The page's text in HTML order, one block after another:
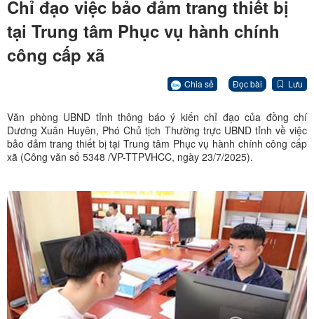
Chỉ đạo việc bảo đảm trang thiết bị
tại Trung tâm Phục vụ hành chính
công cấp xã
Chia sẻ Đọc bài Lưu
Văn phòng UBND tỉnh thông báo ý kiến chỉ đạo của đồng chí
Dương Xuân Huyên, Phó Chủ tịch Thường trực UBND tỉnh về việc
bảo đảm trang thiết bị tại Trung tâm Phục vụ hành chính công cấp
xã (Công văn số 5348 /VP-TTPVHCC, ngày 23/7/2025).